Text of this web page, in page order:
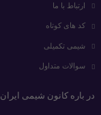
ارتباط با ما
کد های کوتاه
شیمی تکمیلی
سوالات متداول
در باره کانون شیمی ایران